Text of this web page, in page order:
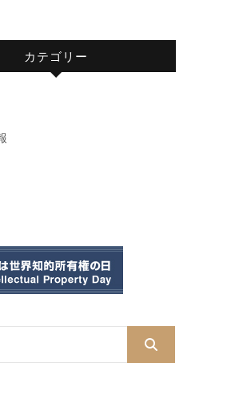
カテゴリー